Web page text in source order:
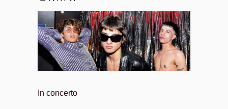
In concerto